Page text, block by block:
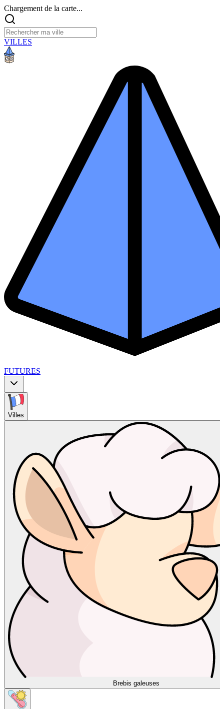
Chargement de la carte...
VILLES
FUTURES
Villes
Brebis galeuses